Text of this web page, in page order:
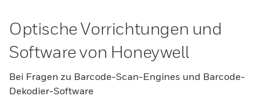
Optische Vorrichtungen und
Software von Honeywell
Bei Fragen zu Barcode-Scan-Engines und Barcode-
Dekodier-Software